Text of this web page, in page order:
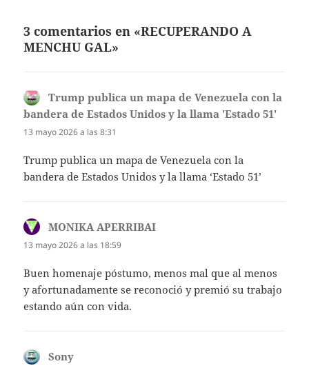
3 comentarios en «RECUPERANDO A
MENCHU GAL»
Trump publica un mapa de Venezuela con la
bandera de Estados Unidos y la llama 'Estado 51'
13 mayo 2026 a las 8:31
Trump publica un mapa de Venezuela con la
bandera de Estados Unidos y la llama ‘Estado 51’
MONIKA APERRIBAI
13 mayo 2026 a las 18:59
Buen homenaje póstumo, menos mal que al menos
y afortunadamente se reconoció y premió su trabajo
estando aún con vida.
Sony